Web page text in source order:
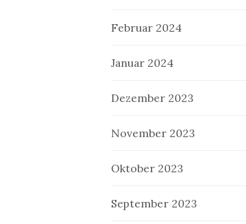
Februar 2024
Januar 2024
Dezember 2023
November 2023
Oktober 2023
September 2023